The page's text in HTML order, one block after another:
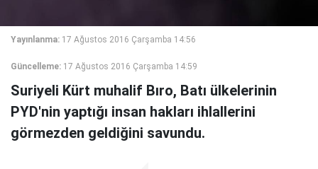
Yayınlanma: 17 Ağustos 2016 Çarşamba 14:56
Güncelleme: 17 Ağustos 2016 Çarşamba 14:59
Suriyeli Kürt muhalif Bıro, Batı ülkelerinin
PYD'nin yaptığı insan hakları ihlallerini
görmezden geldiğini savundu.